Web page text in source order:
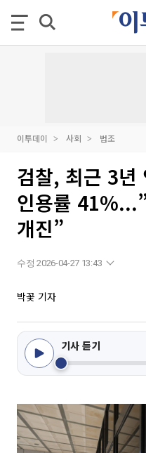
이투데이 사회 법조
검찰, 최근 3년
인용률
개진”
수정 2026-04-27 13:43
박꽃 기자
기사 듣기